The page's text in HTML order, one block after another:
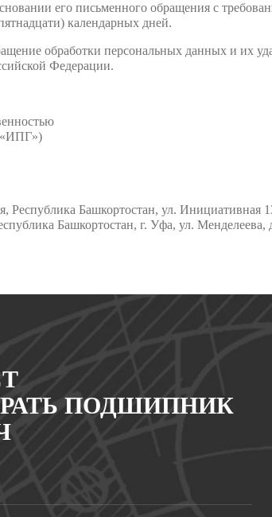
его письменного обращения с
календарных дней.
обработки персональных данных и их
Федерации.
Республика Башкортостан, ул. Инициативная
Башкортостан, г. Уфа, ул. Менделеева,
ПОДШИПНИК